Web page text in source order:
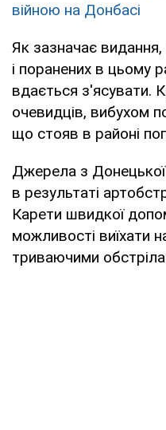
війною на Донбасі
Як зазначає видання,
і поранених в цьому
вдається з'ясувати.
очевидців, вибухом
що стояв в районі
Джерела з
в результаті
Карети швидкої
можливості виїхати
триваючими